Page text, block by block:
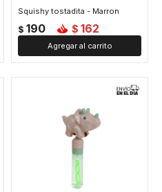
Squishy tostadita - Marron
$ 190 $ 162